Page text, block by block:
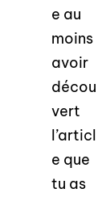
e au
moins
avoir
décou
vert
l’articl
e que
tu as